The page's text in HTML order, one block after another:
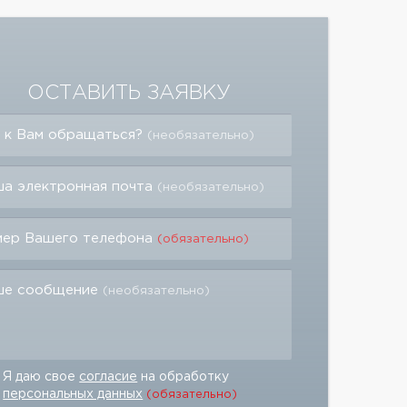
ОСТАВИТЬ ЗАЯВКУ
к Вам обращаться? (необязательно)
электронная почта (необязательно)
Вашего телефона (обязательно)
сообщение (необязательно)
Я даю свое согласие на обработку
персональных данных (обязательно)